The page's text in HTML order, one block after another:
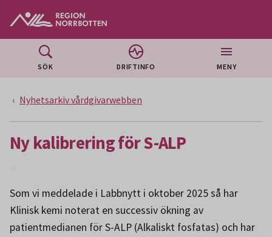
SÖK DRIFTINFO MENY
Nyhetsarkiv vårdgivarwebben
Ny kalibrering för S-ALP
Som vi meddelade i Labbnytt i oktober 2025 så har
Klinisk kemi noterat en successiv ökning av
patientmedianen för S-ALP (Alkaliskt fosfatas) och har